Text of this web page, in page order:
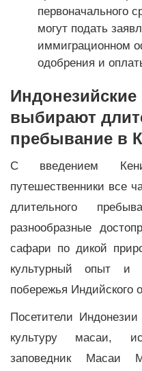
первоначального
могут подать
иммиграционном
одобрения и
Индонезийские
выбирают
пребывание в
С введением
путешественники все
длительного
разнообразные
сафари по дикой
культурный опыт и
побережья Индийского
Посетители
культуру масаи,
заповедник Масаи